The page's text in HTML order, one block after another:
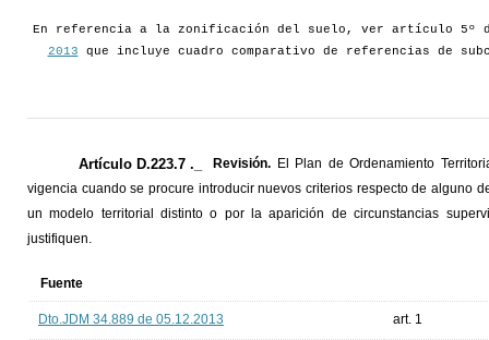
En referencia a la zonificación del suelo, ver artículo 5º
2013 que incluye cuadro comparativo de referencias de
Artículo D.223.7 ._ Revisión. El Plan de Ordenamiento
vigencia cuando se procure introducir nuevos criterios respecto de alguno
un modelo territorial distinto o por la aparición de circunstancias
justifiquen.
Fuente
Dto.JDM 34.889 de 05.12.2013 art. 1